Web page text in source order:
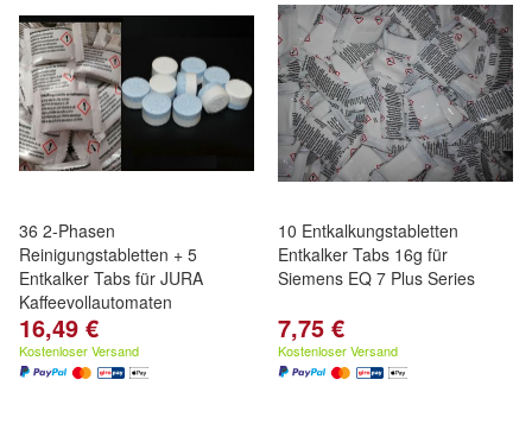
36 2-Phasen
Reinigungstabletten + 5
Entkalker Tabs für JURA
Kaffeevollautomaten
16,49 €
Kostenloser Versand
10 Entkalkungstabletten
Entkalker Tabs 16g für
Siemens EQ 7 Plus Series
7,75 €
Kostenloser Versand